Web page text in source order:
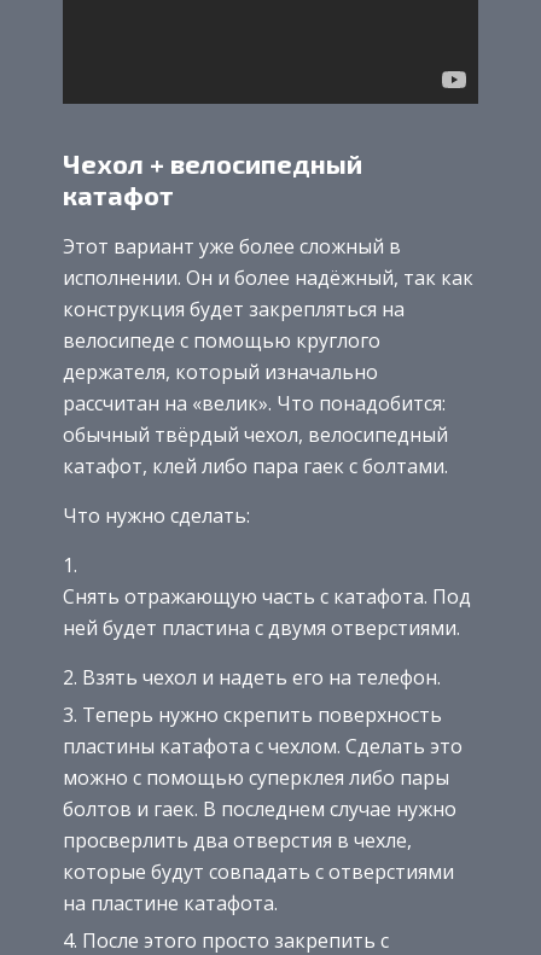
Чехол + велосипедный
катафот
Этот вариант уже более сложный в
исполнении. Он и более надёжный, так как
конструкция будет закрепляться на
велосипеде с помощью круглого
держателя, который изначально
рассчитан на «велик». Что понадобится:
обычный твёрдый чехол, велосипедный
катафот, клей либо пара гаек с болтами.
Что нужно сделать:
Снять отражающую часть с катафота. Под
ней будет пластина с двумя отверстиями.
Взять чехол и надеть его на телефон.
Теперь нужно скрепить поверхность
пластины катафота с чехлом. Сделать это
можно с помощью суперклея либо пары
болтов и гаек. В последнем случае нужно
просверлить два отверстия в чехле,
которые будут совпадать с отверстиями
на пластине катафота.
После этого просто закрепить с